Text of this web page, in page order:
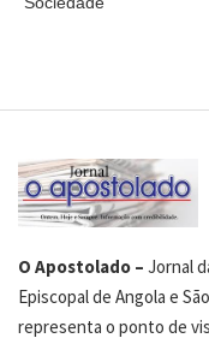
O Apostolado – Jornal
Episcopal de Angola e
representa o ponto de